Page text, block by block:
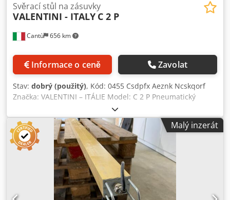
Cantù 656 km
Svěrací stůl na zásuvky
VALENTINI - ITALY C 2 P
Informace o ceně Zavolat
Stav: dobrý (použitý), Kód: 0455 Csdpfx Aeznk Ncskqorf
Značka: VALENTINI – ITÁLIE Model: C 2 P Pneumatický
upínací stůl pro uchycování zásuvek, nábytku, rámů, dvířek
skříní a různých dílů. Technické údaje: Rozměry pracovní
plochy: 2500 x 1300 mm Výška pracovní plochy od podlahy:
720 mm Počet upínacích válců s nastavitelným zdvihem: 8
Počet podpůrných přípravků: 9 Upínací síla válce: 586–790
kg Počet ovládacích panelů: 2 Provozní tlak: 6/8 atm
Celkové rozměry (mm): 2600 x 1300 x 900 (výška) Hmotnost:
Malý inzerát